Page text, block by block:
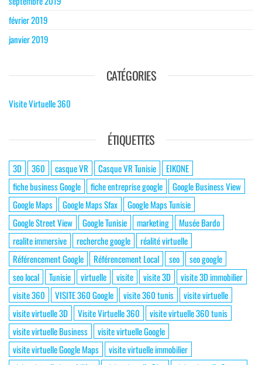
février 2019
janvier 2019
CATÉGORIES
Visite Virtuelle 360
ÉTIQUETTES
3D 360 casque VR Casque VR Tunisie
EIKONE
fiche business Google
fiche entreprise google
Google Business View
Google Maps
Google Maps Sfax
Google Maps Tunisie
Google Street View
Google Tunisie marketing
Musée Bardo
realite immersive
recherche google
réalité virtuelle
Référencement Google
Référencement Local seo
seo google
seo local
Tunisie virtuelle visite visite 3D
visite 3D immobilier
visite 360
VISITE 360 Google visite 360 tunis
visite virtuelle
visite virtuelle 3D
Visite Virtuelle 360
visite virtuelle 360 tunis
visite virtuelle Business
visite virtuelle Google
visite virtuelle Google Maps
visite virtuelle immobilier